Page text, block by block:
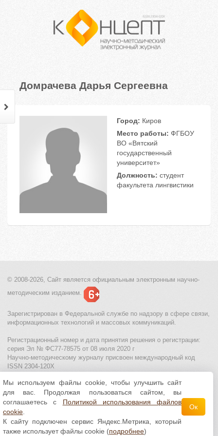
Домрачева Дарья Сергеевна
Город: Киров
Место работы: ФГБОУ
ВО «Вятский
государственный
университет»
Должность: студент
факультета лингвистики
© 2008-2026, Сайт является официальным электронным научно-
методическим изданием.
Зарегистрирован в Федеральной службе по надзору в сфере связи,
информационных технологий и массовых коммуникаций.
Регистрационный номер и дата принятия решения о регистрации:
серия Эл № ФС77-78575 от 08 июля 2020 г
Научно-методическому журналу присвоен международный код
ISSN 2304-120X
МЦИТО|Школьные олимпиады и онлайн конкурсы для детей
Политика использования файлов cookie| Политика обработки и
защиты персональных данных
Все материалы доступны полицензии Creative
Commons С указанием авторства 4.0 Всемирная
Мы используем файлы cookie, чтобы улучшить сайт
для вас. Продолжая пользоваться сайтом, вы
соглашаетесь с Политикой использования файлов
cookie
К сайту подключен сервис Яндекс.Метрика, который
также использует файлы cookie (подробнее)
Ок